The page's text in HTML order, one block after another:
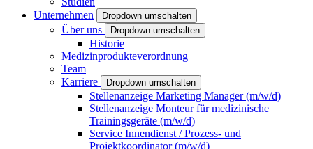
Unternehmen
Dropdown umschalten
Über uns Dropdown umschalten
Historie
Medizinprodukteverordnung
Team
Karriere
Dropdown umschalten
Stellenanzeige Marketing Manager (m/w/d)
Stellenanzeige Monteur für medizinische
Trainingsgeräte (m/w/d)
Service Innendienst / Prozess- und
Projektkoordinator (m/w/d)